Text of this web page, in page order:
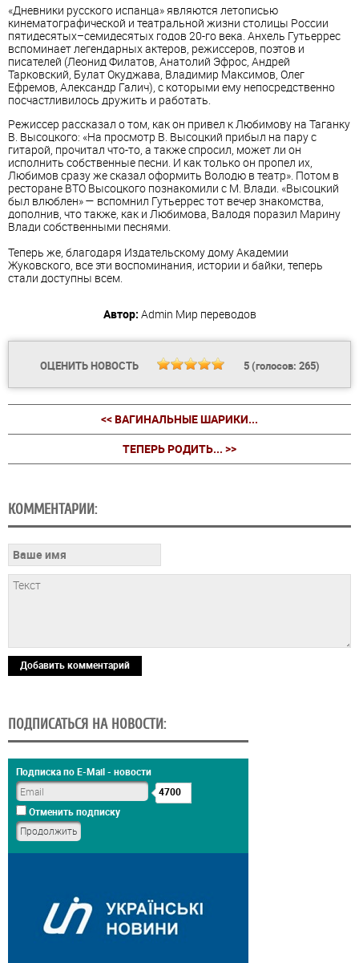
«Дневники русского испанца» являются летописью
кинематографической и театральной жизни столицы России
пятидесятых–семидесятых годов 20-го века. Анхель Гутьеррес
вспоминает легендарных актеров, режиссеров, поэтов и
писателей (Леонид Филатов, Анатолий Эфрос, Андрей
Тарковский, Булат Окуджава, Владимир Максимов, Олег
Ефремов, Александр Галич), с которыми ему непосредственно
посчастливилось дружить и работать.
Режиссер рассказал о том, как он привел к Любимову на Таганку
В. Высоцкого: «На просмотр В. Высоцкий прибыл на пару с
гитарой, прочитал что-то, а также спросил, может ли он
исполнить собственные песни. И как только он пропел их,
Любимов сразу же сказал оформить Володю в театр». Потом в
ресторане ВТО Высоцкого познакомили с М. Влади. «Высоцкий
был влюблен» — вспомнил Гутьеррес тот вечер знакомства,
дополнив, что также, как и Любимова, Валодя поразил Марину
Влади собственными песнями.
Теперь же, благодаря Издательскому дому Академии
Жуковского, все эти воспоминания, истории и байки, теперь
стали доступны всем.
Автор: Admin Мир переводов
ОЦЕНИТЬ НОВОСТЬ 5(голосов: 265)
<< ВАГИНАЛЬНЫЕ ШАРИКИ...
ТЕПЕРЬ РОДИТЬ... >>
КОММЕНТАРИИ:
Добавить комментарий
ПОДПИСАТЬСЯ НА НОВОСТИ:
Подписка по E-Mail - новости
4700
Отменить подписку